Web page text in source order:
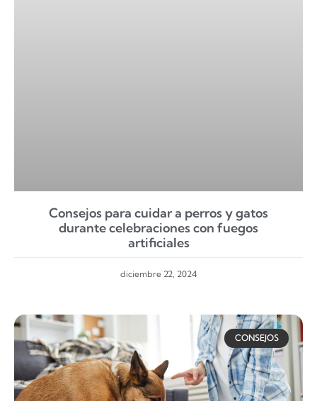
Consejos para cuidar a perros y gatos
durante celebraciones con fuegos
artificiales
diciembre 22, 2024
CONSEJOS